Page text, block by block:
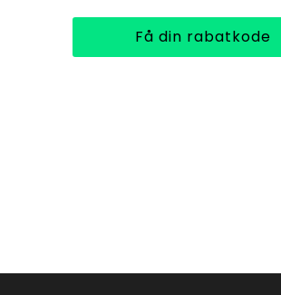
Få din rabatkode